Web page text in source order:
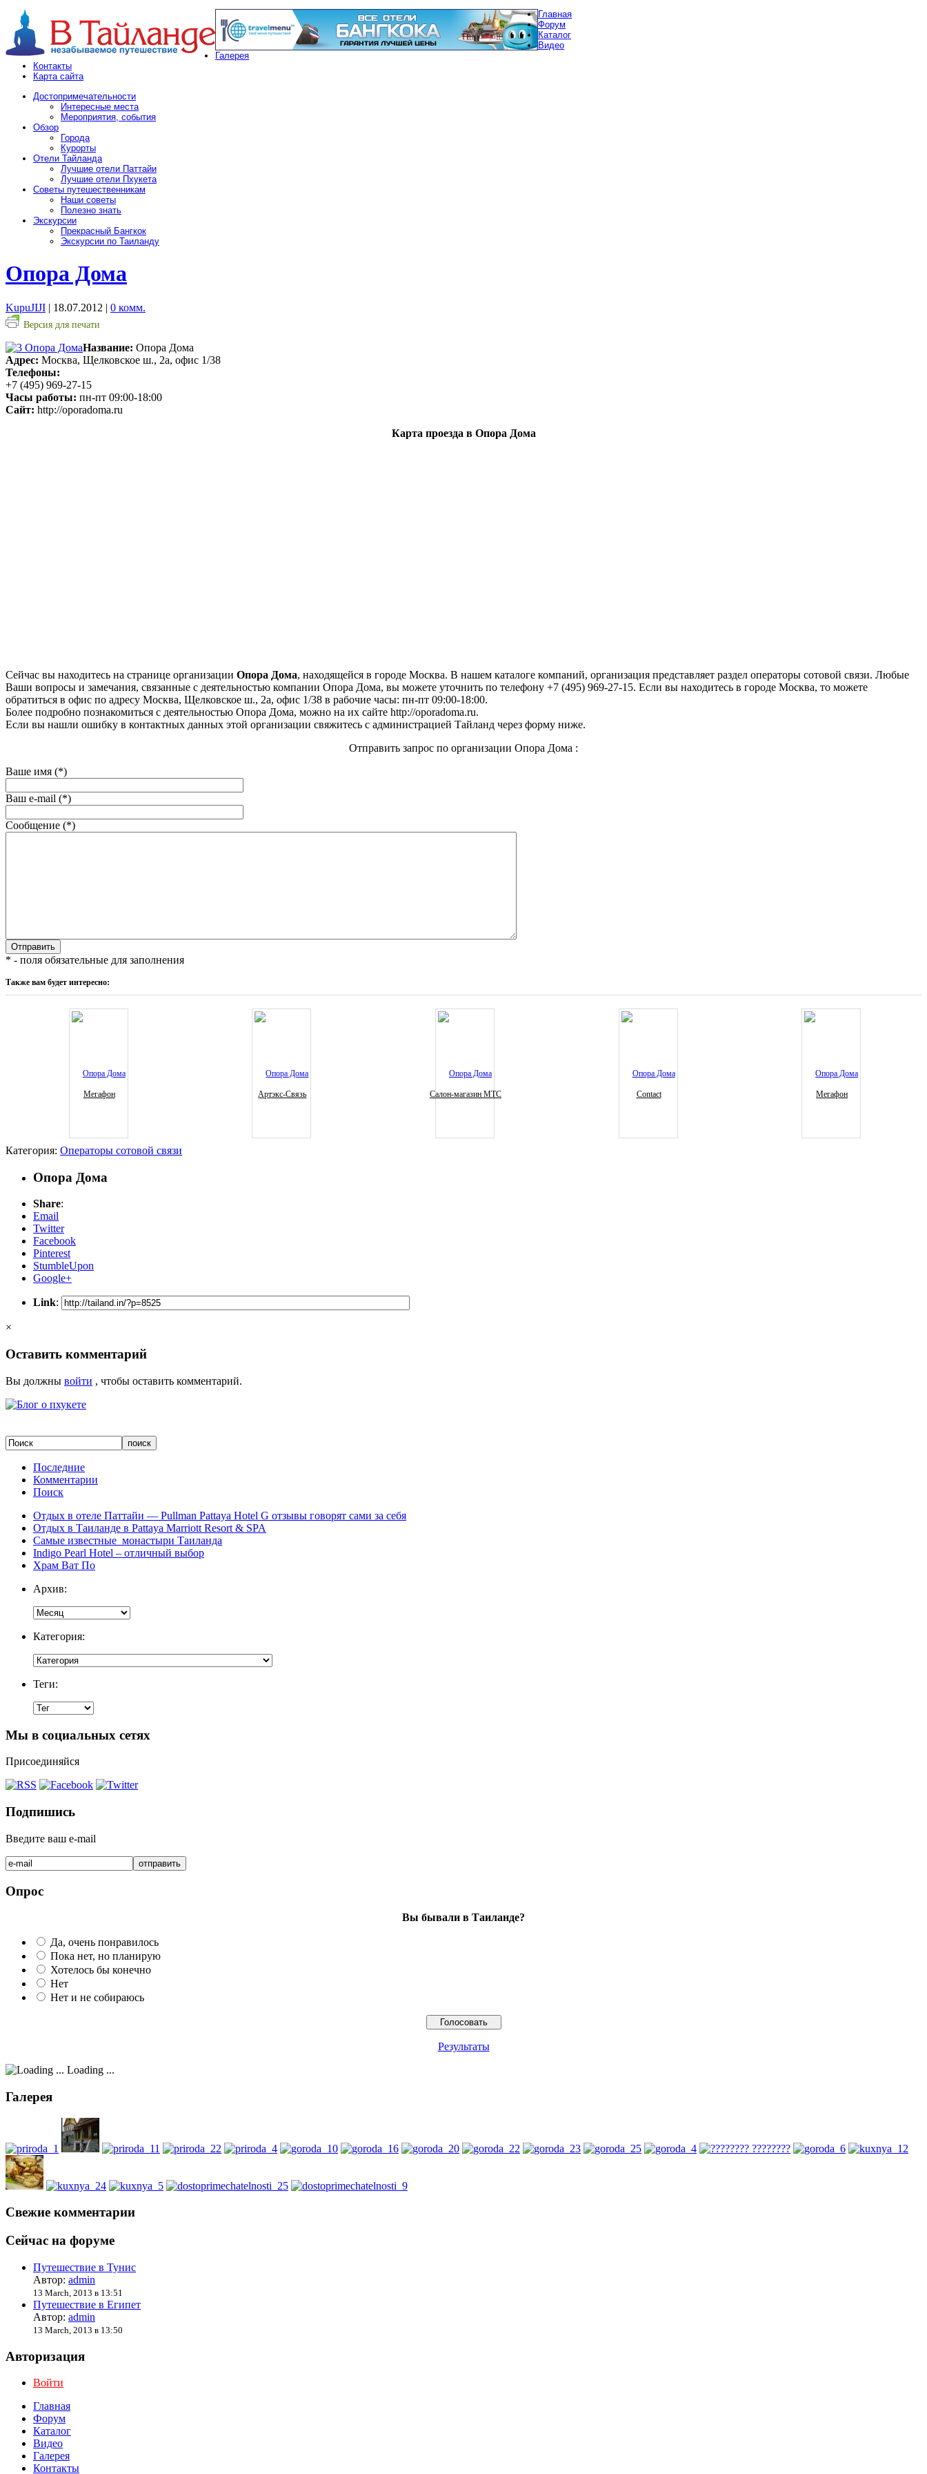
Главная
Форум
Каталог
Видео
Галерея
Контакты
Карта сайта
Достопримечательности
Интересные места
Мероприятия, события
Обзор
Города
Курорты
Отели Тайланда
Лучшие отели Паттайи
Лучшие отели Пхукета
Советы путешественникам
Наши советы
Полезно знать
Экскурсии
Прекрасный Бангкок
Экскурсии по Таиланду
Опора Дома
KupuJIJI | 18.07.2012 | 0 комм.
Версия для печати
Название: Опора Дома
Адрес: Москва, Щелковское ш., 2а, офис 1/38
Телефоны:
+7 (495) 969-27-15
Часы работы: пн-пт 09:00-18:00
Сайт: http://oporadoma.ru
Карта проезда в Опора Дома
Сейчас вы находитесь на странице организации Опора Дома, находящейся в городе Москва. В нашем каталоге компаний, организация представляет раздел операторы сотовой связи. Любые
Ваши вопросы и замечания, связанные с деятельностью компании Опора Дома, вы можете уточнить по телефону +7 (495) 969-27-15. Если вы находитесь в городе Москва, то можете
обратиться в офис по адресу Москва, Щелковское ш., 2а, офис 1/38 в рабочие часы: пн-пт 09:00-18:00.
Более подробно познакомиться с деятельностью Опора Дома, можно на их сайте http://oporadoma.ru.
Если вы нашли ошибку в контактных данных этой организации свяжитесь с администрацией Тайланд через форму ниже.
Отправить запрос по организации Опора Дома :
Ваше имя (*)
Ваш e-mail (*)
Сообщение (*)
* - поля обязательные для заполнения
Также вам будет интересно:
Мегафон Артэкс-Связь Салон-магазин МТС Contact Мегафон
Категория: Операторы сотовой связи
Опора Дома
Share:
Email
Twitter
Facebook
Pinterest
StumbleUpon
Google+
Link:
×
Оставить комментарий
Вы должны войти , чтобы оставить комментарий.
Последние
Комментарии
Поиск
Отдых в отеле Паттайи — Pullman Pattaya Hotel G отзывы говорят сами за себя
Отдых в Таиланде в Pattaya Marriott Resort & SPA
Самые известные монастыри Таиланда
Indigo Pearl Hotel – отличный выбор
Храм Ват По
Архив:
Категория:
Теги:
Мы в социальных сетях
Присоединяйся
Подпишись
Введите ваш e-mail
Опрос
Вы бывали в Таиланде?
Да, очень понравилось
Пока нет, но планирую
Хотелось бы конечно
Нет
Нет и не собираюсь
Результаты
Loading ...
Галерея
Свежие комментарии
Сейчас на форуме
Путешествие в Тунис
Автор: admin
13 March, 2013 в 13:51
Путешествие в Египет
Автор: admin
13 March, 2013 в 13:50
Авторизация
Войти
Главная
Форум
Каталог
Видео
Галерея
Контакты